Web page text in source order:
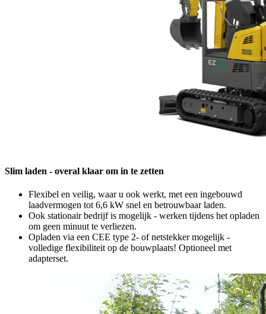
Slim laden - overal klaar om in te zetten
Flexibel en veilig, waar u ook werkt, met een ingebouwd
laadvermogen tot 6,6 kW snel en betrouwbaar laden.
Ook stationair bedrijf is mogelijk - werken tijdens het opladen
om geen minuut te verliezen.
Opladen via een CEE type 2- of netstekker mogelijk -
volledige flexibiliteit op de bouwplaats! Optioneel met
adapterset.